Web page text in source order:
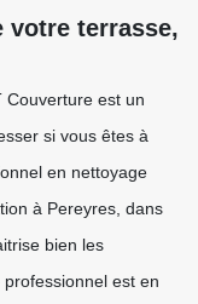
votre terrasse,
Couverture est un
si vous êtes à
en nettoyage
à Pereyres, dans
bien les
est en